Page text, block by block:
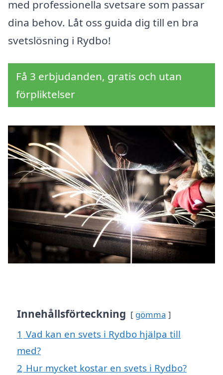
med professionella svetsare som passar
dina behov. Låt oss guida dig till en bra
svetslösning i Rydbo!
Få 3 erbjudanden, gratis och utan
förpliktelser
Innehållsförteckning gömma
1 Vad kan en svets i Rydbo hjälpa till
med?
2 Hur mycket kostar en svets i Rydbo?